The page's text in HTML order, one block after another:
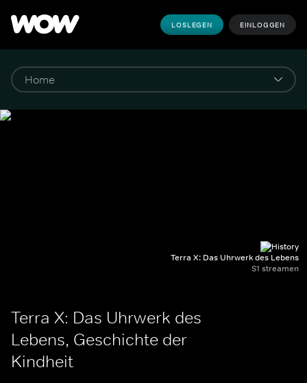
LOSLEGEN EINLOGGEN
Terra X: Das Uhrwerk des Lebens
S1 streamen
Terra X: Das Uhrwerk des
Lebens, Geschichte der
Kindheit